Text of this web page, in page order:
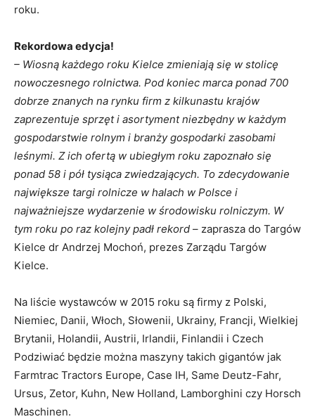
roku.
Rekordowa edycja!
– Wiosną każdego roku Kielce zmieniają się w stolicę
nowoczesnego rolnictwa. Pod koniec marca ponad 700
dobrze znanych na rynku firm z kilkunastu krajów
zaprezentuje sprzęt i asortyment niezbędny w każdym
gospodarstwie rolnym i branży gospodarki zasobami
leśnymi. Z ich ofertą w ubiegłym roku zapoznało się
ponad 58 i pół tysiąca zwiedzających. To zdecydowanie
największe targi rolnicze w halach w Polsce i
najważniejsze wydarzenie w środowisku rolniczym. W
tym roku po raz kolejny padł rekord – zaprasza do Targów
Kielce dr Andrzej Mochoń, prezes Zarządu Targów
Kielce.
Na liście wystawców w 2015 roku są firmy z Polski,
Niemiec, Danii, Włoch, Słowenii, Ukrainy, Francji, Wielkiej
Brytanii, Holandii, Austrii, Irlandii, Finlandii i Czech
Podziwiać będzie można maszyny takich gigantów jak
Farmtrac Tractors Europe, Case IH, Same Deutz-Fahr,
Ursus, Zetor, Kuhn, New Holland, Lamborghini czy Horsch
Maschinen.